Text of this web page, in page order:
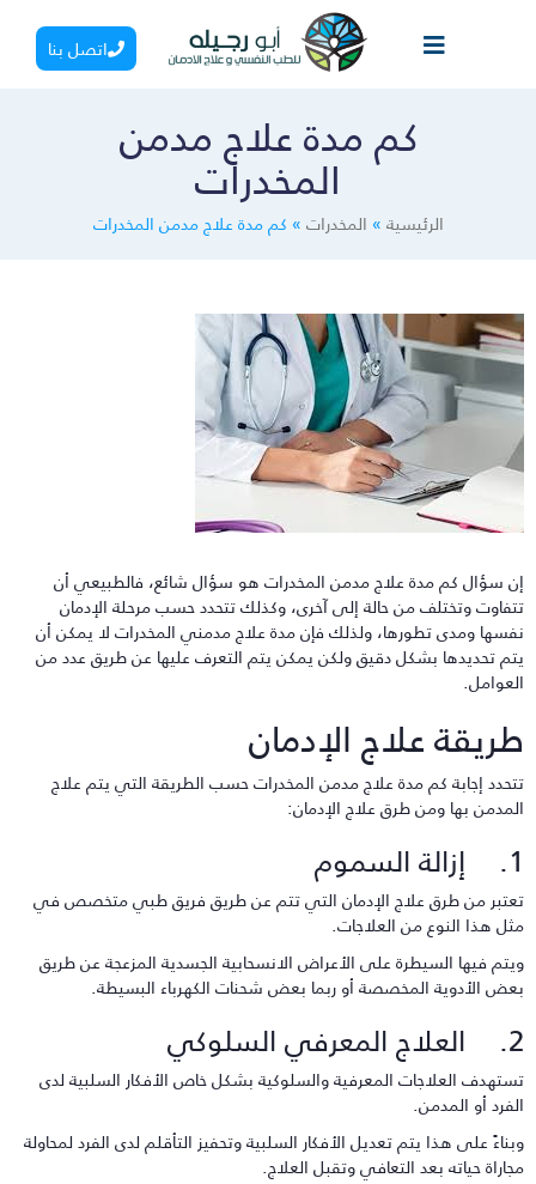
اتصل بنا
كم مدة علاج مدمن
المخدرات
الرئيسية»المخدرات»كم مدة علاج مدمن المخدرات
سؤال كم مدة علاج مدمن المخدرات هو سؤال شائع، فالطبيعي أن
وتختلف من حالة إلى آخرى، وكذلك تتحدد حسب مرحلة الإدمان
ومدى تطورها، ولذلك فإن مدة علاج مدمني المخدرات لا يمكن أن
تحديدها بشكل دقيق ولكن يمكن يتم التعرف عليها عن طريق عدد من
علاج الإدمان
إجابة كم مدة علاج مدمن المخدرات حسب الطريقة التي يتم علاج
بها ومن طرق علاج الإدمان:
من طرق علاج الإدمان التي تتم عن طريق فريق طبي متخصص في
هذا النوع من العلاجات.
فيها السيطرة على الأعراض الانسحابية الجسدية المزعجة عن طريق
الأدوية المخصصة أو ربما بعض شحنات الكهرباء البسيطة.
العلاجات المعرفية والسلوكية بشكل خاص الأفكار السلبية لدى
أو المدمن.
على هذا يتم تعديل الأفكار السلبية وتحفيز التأقلم لدى الفرد لمحاولة
حياته بعد التعافي وتقبل العلاج.